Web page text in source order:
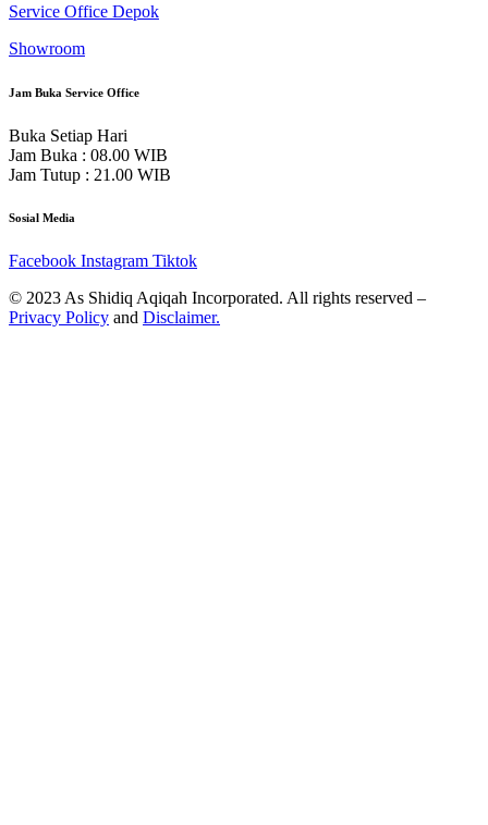
Service Office Depok
Showroom
Jam Buka Service Office
Buka Setiap Hari
Jam Buka : 08.00 WIB
Jam Tutup : 21.00 WIB
Sosial Media
Facebook Instagram Tiktok
© 2023 As Shidiq Aqiqah Incorporated. All rights reserved –
Privacy Policy and Disclaimer.